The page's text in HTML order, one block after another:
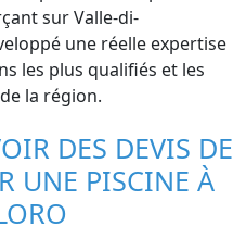
sur Valle-di-
une réelle expertise
les plus qualifiés et les
la région.
DES DEVIS DE
UNE PISCINE À